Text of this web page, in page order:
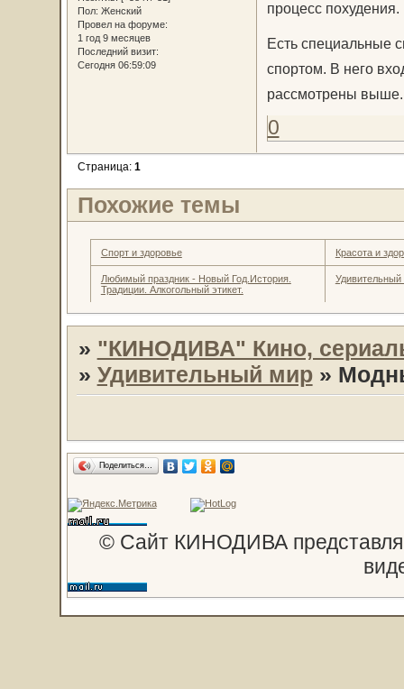
Пол: Женский
Провел на форуме:
1 год 9 месяцев
Последний визит:
Сегодня 06:59:09
процесс похудения.
Есть специальные
спортом. В него
рассмотрены выше.
0
Страница: 1
Похожие темы
Спорт и здоровье Красота и
Любимый праздник - Новый Год.История.
Традиции. Алкогольный этикет.
» "КИНОДИВА" Кино,
» Удивительный мир »
Поделиться…
© Сайт КИНОДИВА